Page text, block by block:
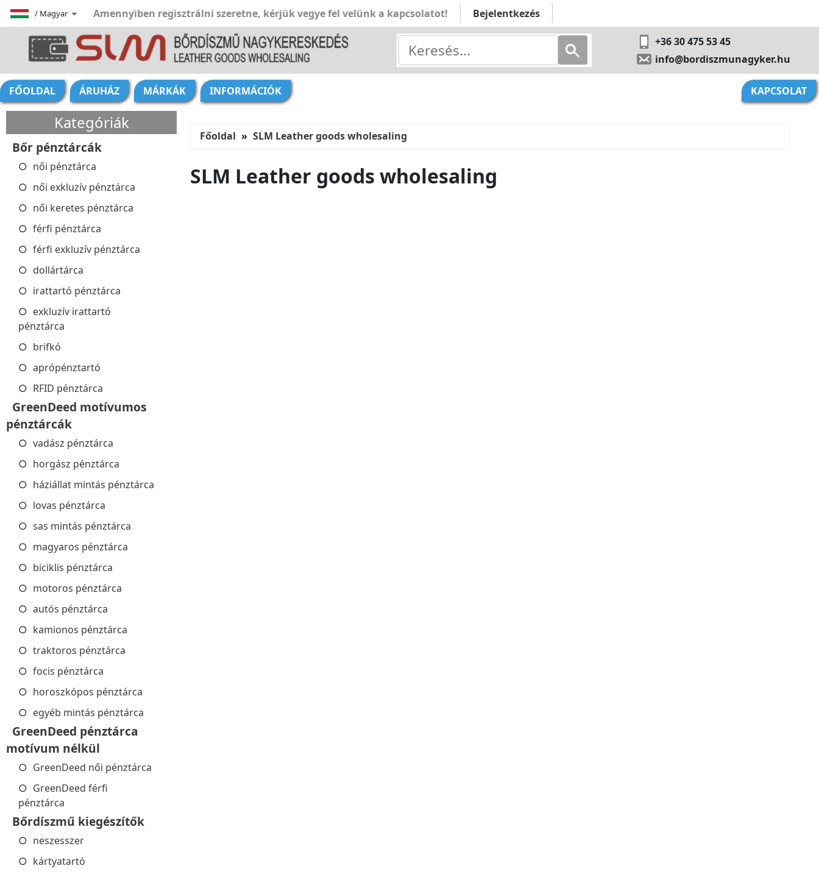
/ Magyar Amennyiben regisztrálni szeretne, kérjük vegye fel velünk a kapcsolatot! Bejelentkezés
+36 30 475 53 45
info@bordiszmunagyker.hu
FŐOLDAL ÁRUHÁZ MÁRKÁK INFORMÁCIÓK KAPCSOLAT
Kategóriák
Bőr pénztárcák
női pénztárca
női exkluzív pénztárca
női keretes pénztárca
férfi pénztárca
férfi exkluzív pénztárca
dollártárca
irattartó pénztárca
exkluzív irattartó
pénztárca
brifkó
aprópénztartó
RFID pénztárca
GreenDeed motívumos
pénztárcák
vadász pénztárca
horgász pénztárca
háziállat mintás pénztárca
lovas pénztárca
sas mintás pénztárca
magyaros pénztárca
biciklis pénztárca
motoros pénztárca
autós pénztárca
kamionos pénztárca
traktoros pénztárca
focis pénztárca
horoszkópos pénztárca
egyéb mintás pénztárca
GreenDeed pénztárca
motívum nélkül
GreenDeed női pénztárca
GreenDeed férfi
pénztárca
Bőrdíszmű kiegészítők
neszesszer
kártyatartó
Főoldal SLM Leather goods wholesaling
SLM Leather goods wholesaling